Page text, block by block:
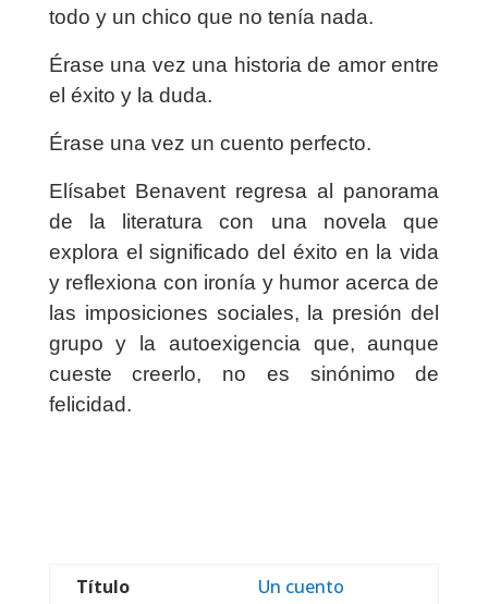
todo y un chico que no tenía nada.
Érase una vez una historia de amor entre
el éxito y la duda.
Érase una vez un cuento perfecto.
Elísabet Benavent regresa al panorama
de la literatura con una novela que
explora el significado del éxito en la vida
y reflexiona con ironía y humor acerca de
las imposiciones sociales, la presión del
grupo y la autoexigencia que, aunque
cueste creerlo, no es sinónimo de
felicidad.
Título
Un cuento